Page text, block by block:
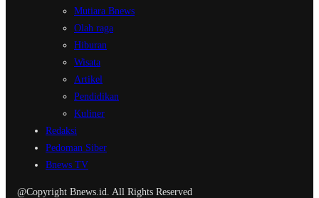
Mutiara Bnews
Olah raga
Hiburan
Wisata
Artikel
Pendidikan
Kuliner
Redaksi
Pedoman Siber
Bnews TV
@Copyright Bnews.id. All Rights Reserved